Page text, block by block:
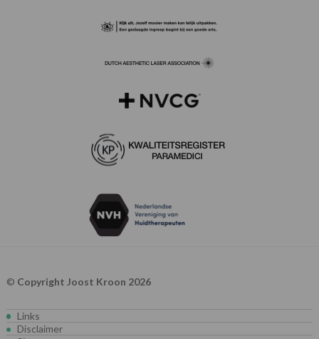
© Copyright Joost Kroon 2026
Links
Disclaimer